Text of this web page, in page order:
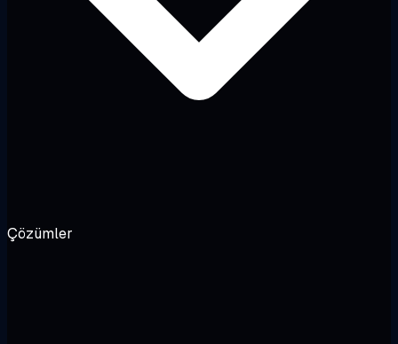
Çözümler